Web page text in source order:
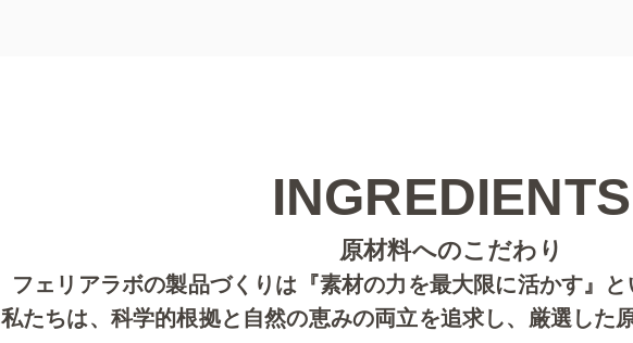
INGREDIENTS
原材料へのこだわり
フェリアラボの製品づくりは『素材の力を最大限に活かす』と
私たちは、科学的根拠と自然の恵みの両立を追求し、厳選した